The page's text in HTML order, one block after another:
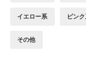
イエロー系 ピン
その他